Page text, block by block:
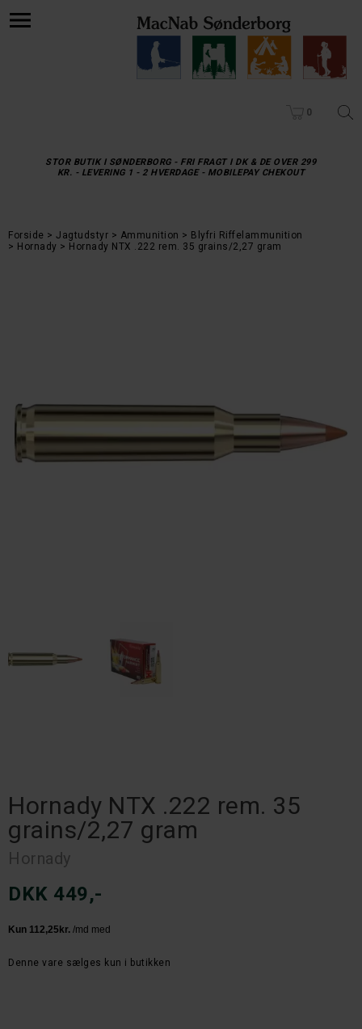
0
STOR BUTIK I SØNDERBORG - FRI FRAGT I DK & DE OVER 299
KR. - LEVERING 1 - 2 HVERDAGE - MOBILEPAY CHEKOUT
Forside Jagtudstyr Ammunition
Blyfri Riffelammunition
Hornady
Hornady NTX .222 rem. 35 grains/2,27 gram
Hornady NTX .222 rem. 35
grains/2,27 gram
Hornady
DKK 449,-
Denne vare sælges kun i butikken